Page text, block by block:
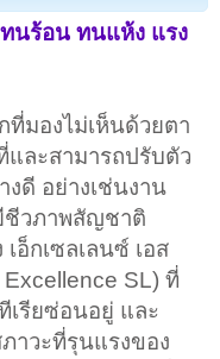
นร้อน ทนแห้ง แรง
ที่มองไม่เห็นด้วยตา
ละสามารถปรับตัว
งดี อย่างเช่นงาน
ชีวภาพสัญชาติ
อ็กเซลเลนซ์ เอส
SL) ที่
เรียซ่อนอยู่ และ
าวะที่รุนแรงของ